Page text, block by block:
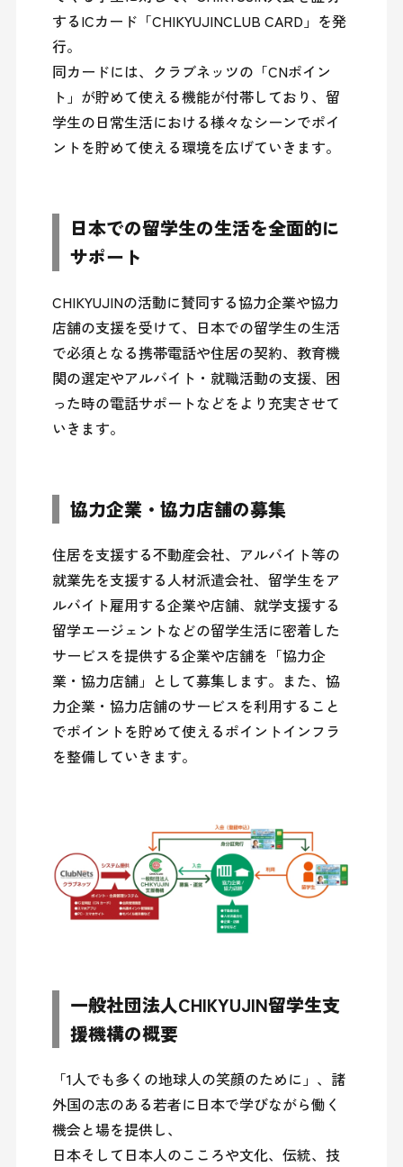
するICカード「CHIKYUJINCLUB CARD」を発
行。
同カードには、クラブネッツの「CNポイン
ト」が貯めて使える機能が付帯しており、留
学生の日常生活における様々なシーンでポイ
ントを貯めて使える環境を広げていきます。
日本での留学生の生活を全面的に
サポート
CHIKYUJINの活動に賛同する協力企業や協力
店舗の支援を受けて、日本での留学生の生活
で必須となる携帯電話や住居の契約、教育機
関の選定やアルバイト・就職活動の支援、困
った時の電話サポートなどをより充実させて
いきます。
協力企業・協力店舗の募集
住居を支援する不動産会社、アルバイト等の
就業先を支援する人材派遣会社、留学生をア
ルバイト雇用する企業や店舗、就学支援する
留学エージェントなどの留学生活に密着した
サービスを提供する企業や店舗を「協力企
業・協力店舗」として募集します。また、協
力企業・協力店舗のサービスを利用すること
でポイントを貯めて使えるポイントインフラ
を整備していきます。
一般社団法人CHIKYUJIN留学生支
援機構の概要
「1人でも多くの地球人の笑顔のために」、諸
外国の志のある若者に日本で学びながら働く
機会と場を提供し、
日本そして日本人のこころや文化、伝統、技